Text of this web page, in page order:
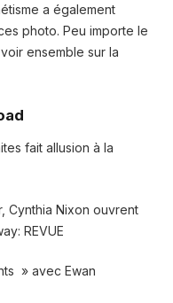
a également
photo. Peu importe le
ensemble sur la
fait allusion à la
Cynthia Nixon ouvrent
REVUE
» avec Ewan